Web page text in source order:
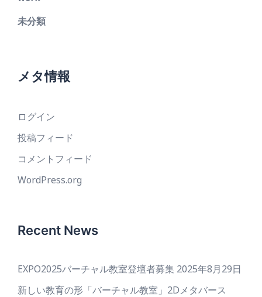
未分類
メタ情報
ログイン
投稿フィード
コメントフィード
WordPress.org
Recent News
EXPO2025バーチャル教室登壇者募集 2025年8月29日
新しい教育の形「バーチャル教室」2Dメタバース